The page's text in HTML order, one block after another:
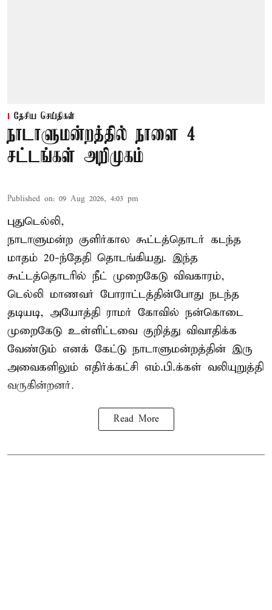
தேசிய செய்திகள்
நாடாளுமன்றத்தில் நாளை 4
சட்டங்கள் அறிமுகம்
Published on: 09 Aug 2026, 4:03 pm
புதுடெல்லி,
நாடாளுமன்ற குளிர்கால கூட்டத்தொடர் கடந்த
மாதம் 20-ந்தேதி தொடங்கியது. இந்த
கூட்டத்தொடரில் நீட் முறைகேடு விவகாரம்,
டெல்லி மாணவர் போராட்டத்தின்போது நடந்த
தடியடி, அயோத்தி ராமர் கோவில் நன்கொடை
முறைகேடு உள்ளிட்டவை குறித்து விவாதிக்க
வேண்டும் எனக் கேட்டு நாடாளுமன்றத்தின் இரு
அவைகளிலும் எதிர்க்கட்சி எம்.பி.க்கள் வலியுறுத்தி
வருகின்றனர்.
Read More